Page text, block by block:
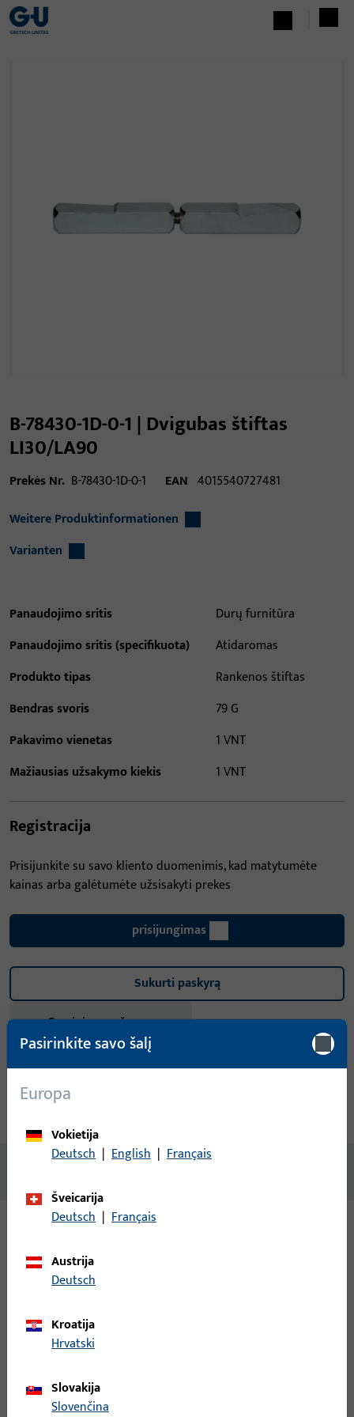
B-78430-1D-0-1 | Dvigubas štiftas
LI30/LA90
Prekės Nr. B-78430-1D-0-1 EAN 4015540727481
Weitere Produktinformationen
Varianten
Panaudojimo sritis
Durų furnitūra
Panaudojimo sritis (specifikuota)
Atidaromas
Produkto tipas
Rankenos štiftas
Bendras svoris
79 G
Pakavimo vienetas
1 VNT
Mažiausias užsakymo kiekis
1 VNT
Registracija
Prisijunkite su savo kliento duomenimis, kad matytumėte
kainas arba galėtumėte užsisakyti prekes
prisijungimas
Sukurti paskyrą
Gaminio aprašymas
Techniniai duomenys
Variantai
Šiam gaminiui galimi šie variantai:
Rankenos štiftas, bendras plotis 9 mm, bendras aukštis / gylis
Pasirinkite savo šalį
Europa
Vokietija
Deutsch | English | Français
Šveicarija
Deutsch | Français
Austrija
Deutsch
Kroatija
Hrvatski
Slovakija
Slovenčina